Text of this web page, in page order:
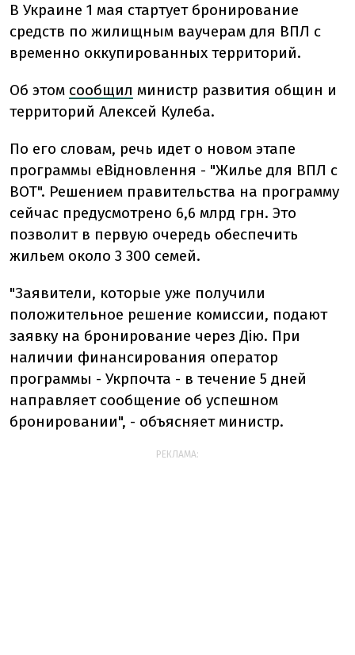
В Украине 1 мая стартует бронирование
средств по жилищным ваучерам для ВПЛ с
временно оккупированных территорий.
Об этом сообщил министр развития общин и
территорий Алексей Кулеба.
По его словам, речь идет о новом этапе
программы еВідновлення - "Жилье для ВПЛ с
ВОТ". Решением правительства на программу
сейчас предусмотрено 6,6 млрд грн. Это
позволит в первую очередь обеспечить
жильем около 3 300 семей.
"Заявители, которые уже получили
положительное решение комиссии, подают
заявку на бронирование через Дію. При
наличии финансирования оператор
программы - Укрпочта - в течение 5 дней
направляет сообщение об успешном
бронировании", - объясняет министр.
РЕКЛАМА: